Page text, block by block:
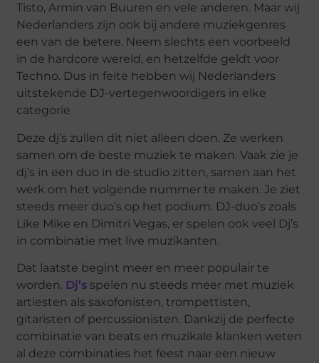
Tisto, Armin van Buuren en vele anderen. Maar wij
Nederlanders zijn ook bij andere muziekgenres
een van de betere. Neem slechts een voorbeeld
in de hardcore wereld, en hetzelfde geldt voor
Techno. Dus in feite hebben wij Nederlanders
uitstekende DJ-vertegenwoordigers in elke
categorie
Deze dj’s zullen dit niet alleen doen. Ze werken
samen om de beste muziek te maken. Vaak zie je
dj’s in een duo in de studio zitten, samen aan het
werk om het volgende nummer te maken. Je ziet
steeds meer duo’s op het podium. DJ-duo’s zoals
Like Mike en Dimitri Vegas, er spelen ook veel Dj’s
in combinatie met live muzikanten.
Dat laatste begint meer en meer populair te
worden. Dj’s spelen nu steeds meer met muziek
artiesten als saxofonisten, trompettisten,
gitaristen of percussionisten. Dankzij de perfecte
combinatie van beats en muzikale klanken weten
al deze combinaties het feest naar een nieuw